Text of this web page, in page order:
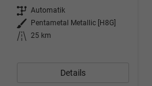
Getriebe Automatik
Außenfarbe
Pentametal Metallic [H8G]
Kilometerstand
25 km
Details